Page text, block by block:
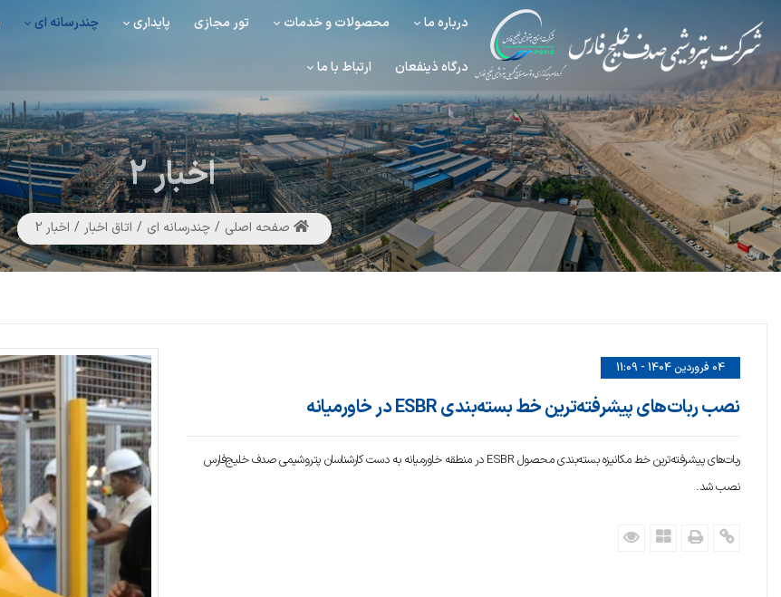
درباره ما محصولات و خدمات تور مجازی پایداری چندرسانه ای
درگاه ذینفعان ارتباط با ما
اخبار2
صفحه اصلی چندرسانه ای اتاق اخبار اخبار 2
04 فروردین 1404 - 11:09
نصب ربات‌های پیشرفته‌ترین خط بسته‌بندی ESBR در خاورمیانه
ربات‌های پیشرفته‌ترین خط مکانیزه بسته‌بندی محصول ESBR در منطقه خاورمیانه به دست کارشناسان پتروشیمی صدف خلیج‌فارس
نصب شد.